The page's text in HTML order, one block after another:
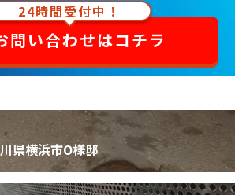
24時間受付中！
問い合わせはコチラ
県横浜市O様邸